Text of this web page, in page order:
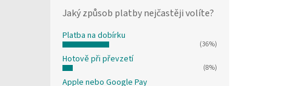
Jaký způsob platby nejčastěji volíte?
Platba na dobírku
(36%)
Hotově při převzetí
(8%)
Apple nebo Google Pay